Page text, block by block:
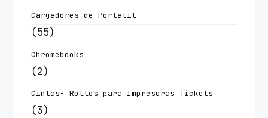
Cargadores de Portatil
(55)
Chromebooks
(2)
Cintas- Rollos para Impresoras Tickets
(3)